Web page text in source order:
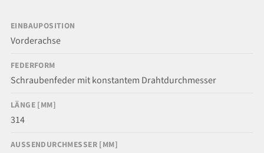
EINBAUPOSITION
Vorderachse
FEDERFORM
Schraubenfeder mit konstantem Drahtdurchmesser
LÄNGE [MM]
314
AUSSENDURCHMESSER [MM]